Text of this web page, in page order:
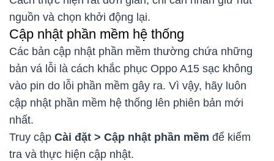
nguồn và chọn khởi động lại.
Cập nhật phần mềm hệ thống
Các bản cập nhật phần mềm thường chứa những
bản vá lỗi là cách khắc phục Oppo A15 sạc không
vào pin do lỗi phần mềm gây ra. Vì vậy, hãy luôn
cập nhật phần mềm hệ thống lên phiên bản mới
nhất.
Truy cập Cài đặt > Cập nhật phần mềm để kiểm
tra và thực hiện cập nhật.